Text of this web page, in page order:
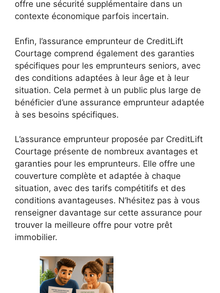
offre une sécurité supplémentaire dans un
contexte économique parfois incertain.
Enfin, l’assurance emprunteur de CreditLift
Courtage comprend également des garanties
spécifiques pour les emprunteurs seniors, avec
des conditions adaptées à leur âge et à leur
situation. Cela permet à un public plus large de
bénéficier d’une assurance emprunteur adaptée
à ses besoins spécifiques.
L’assurance emprunteur proposée par CreditLift
Courtage présente de nombreux avantages et
garanties pour les emprunteurs. Elle offre une
couverture complète et adaptée à chaque
situation, avec des tarifs compétitifs et des
conditions avantageuses. N’hésitez pas à vous
renseigner davantage sur cette assurance pour
trouver la meilleure offre pour votre prêt
immobilier.